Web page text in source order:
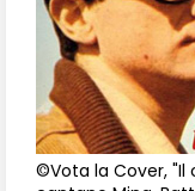
©Vota la Cover, "Il